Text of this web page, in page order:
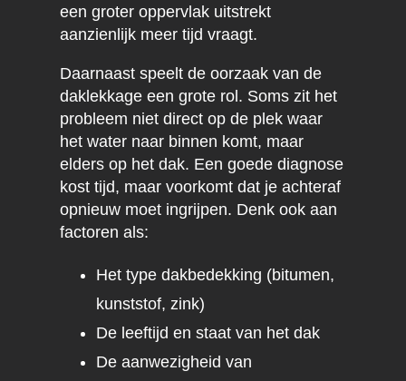
een groter oppervlak uitstrekt
aanzienlijk meer tijd vraagt.
Daarnaast speelt de oorzaak van de
daklekkage een grote rol. Soms zit het
probleem niet direct op de plek waar
het water naar binnen komt, maar
elders op het dak. Een goede diagnose
kost tijd, maar voorkomt dat je achteraf
opnieuw moet ingrijpen. Denk ook aan
factoren als:
Het type dakbedekking (bitumen,
kunststof, zink)
De leeftijd en staat van het dak
De aanwezigheid van